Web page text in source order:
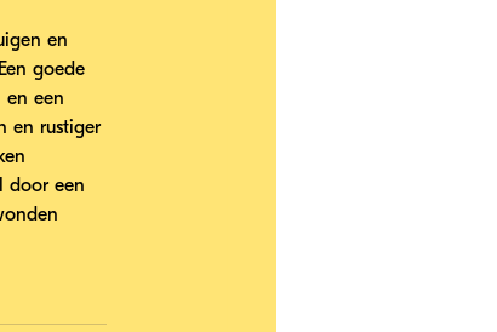
en
goede
en een
en rustiger
door een